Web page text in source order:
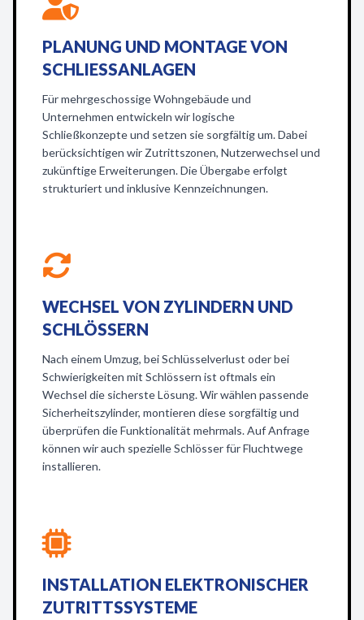
PLANUNG UND MONTAGE VON
SCHLIESSANLAGEN
Für mehrgeschossige Wohngebäude und
Unternehmen entwickeln wir logische
Schließkonzepte und setzen sie sorgfältig um. Dabei
berücksichtigen wir Zutrittszonen, Nutzerwechsel und
zukünftige Erweiterungen. Die Übergabe erfolgt
strukturiert und inklusive Kennzeichnungen.
WECHSEL VON ZYLINDERN UND
SCHLÖSSERN
Nach einem Umzug, bei Schlüsselverlust oder bei
Schwierigkeiten mit Schlössern ist oftmals ein
Wechsel die sicherste Lösung. Wir wählen passende
Sicherheitszylinder, montieren diese sorgfältig und
überprüfen die Funktionalität mehrmals. Auf Anfrage
können wir auch spezielle Schlösser für Fluchtwege
installieren.
INSTALLATION ELEKTRONISCHER
ZUTRITTSSYSTEME